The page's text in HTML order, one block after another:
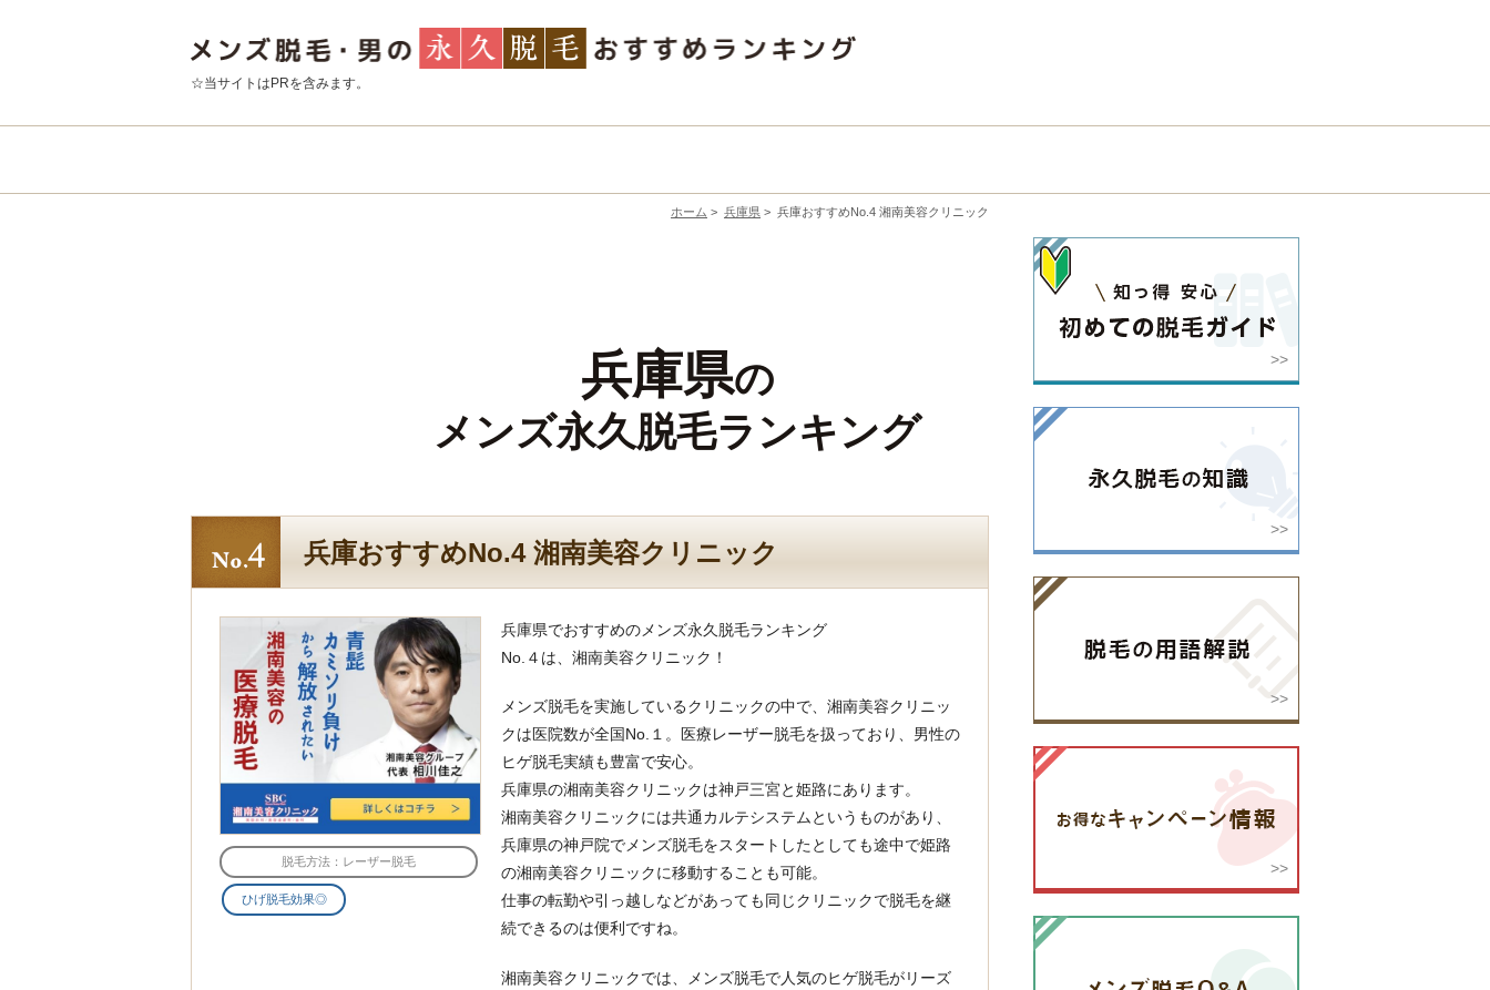
☆当サイトはPRを含みます。
ホーム > 兵庫県 > 兵庫おすすめNo.4 湘南美容クリニック
兵庫県の
メンズ永久脱毛ランキング
兵庫おすすめNo.4 湘南美容クリニック
脱毛方法：レーザー脱毛
ひげ脱毛効果◎
兵庫県でおすすめのメンズ永久脱毛ランキング
No.４は、湘南美容クリニック！
メンズ脱毛を実施しているクリニックの中で、湘南美容クリニッ
クは医院数が全国No.１。医療レーザー脱毛を扱っており、男性の
ヒゲ脱毛実績も豊富で安心。
兵庫県の湘南美容クリニックは神戸三宮と姫路にあります。
湘南美容クリニックには共通カルテシステムというものがあり、
兵庫県の神戸院でメンズ脱毛をスタートしたとしても途中で姫路
の湘南美容クリニックに移動することも可能。
仕事の転勤や引っ越しなどがあっても同じクリニックで脱毛を継
続できるのは便利ですね。
湘南美容クリニックでは、メンズ脱毛で人気のヒゲ脱毛がリーズ